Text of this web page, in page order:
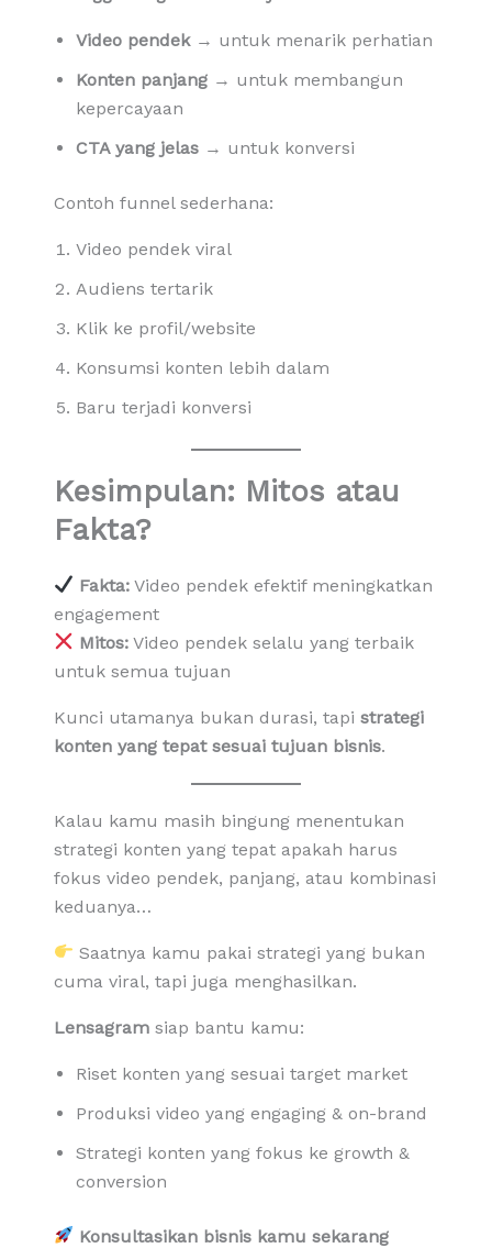
Video pendek→ untuk menarik perhatian
Konten panjang→ untuk membangun
kepercayaan
CTA yang jelas→ untuk konversi
Contoh funnel sederhana:
Video pendek viral
Audiens tertarik
Klik ke profil/website
Konsumsi konten lebih dalam
Baru terjadi konversi
Kesimpulan: Mitos atau
Fakta?
Fakta:Video pendek efektif meningkatkan
engagement
Mitos:Video pendek selalu yang terbaik
untuk semua tujuan
Kunci utamanya bukan durasi, tapi strategi
konten yang tepat sesuai tujuan bisnis.
Kalau kamu masih bingung menentukan
strategi konten yang tepat apakah harus
fokus video pendek, panjang, atau kombinasi
keduanya…
Saatnya kamu pakai strategi yang bukan
cuma viral, tapi juga menghasilkan.
Lensagramsiap bantu kamu:
Riset konten yang sesuai target market
Produksi video yang engaging & on-brand
Strategi konten yang fokus ke growth &
conversion
Konsultasikan bisnis kamu sekarang